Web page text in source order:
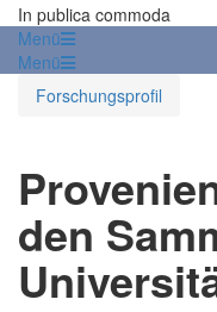
In publica commoda
Menü
Menü
Forschungsprofil
den